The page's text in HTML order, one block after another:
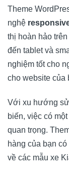
Theme
nghệ
thị hoàn hảo
đến tablet và
nghiệm tốt cho
cho website của
Với xu hướng
biến, việc có
quan trọng.
hàng của bạn
về các mẫu xe